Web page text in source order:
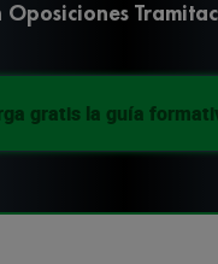
Oposiciones
gratis la guía